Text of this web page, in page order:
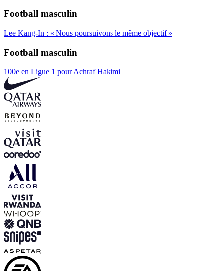
Football masculin
Lee Kang-In : « Nous poursuivons le même objectif »
Football masculin
100e en Ligue 1 pour Achraf Hakimi